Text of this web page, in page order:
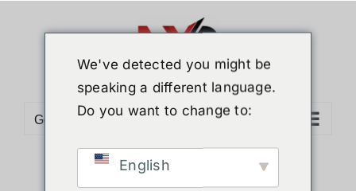
Go to...
We've detected you might be
speaking a different language.
Do you want to change to:
English